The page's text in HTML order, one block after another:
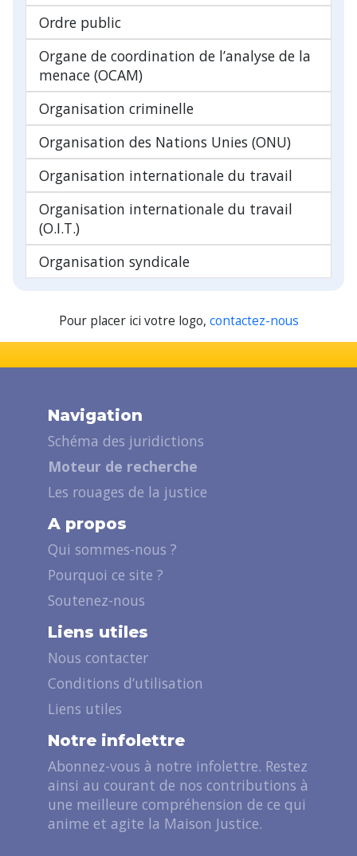
Ordre public
Organe de coordination de l’analyse de la
menace (OCAM)
Organisation criminelle
Organisation des Nations Unies (ONU)
Organisation internationale du travail
Organisation internationale du travail
(O.I.T.)
Organisation syndicale
Pour placer ici votre logo, contactez-nous
Navigation
Schéma des juridictions
Moteur de recherche
Les rouages de la justice
A propos
Qui sommes-nous ?
Pourquoi ce site ?
Soutenez-nous
Liens utiles
Nous contacter
Conditions d’utilisation
Liens utiles
Notre infolettre
Abonnez-vous à notre infolettre. Restez
ainsi au courant de nos contributions à
une meilleure compréhension de ce qui
anime et agite la Maison Justice.